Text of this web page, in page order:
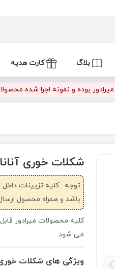
بلاگ کارت هدیه
بوده و نمونه اجرا شده
شکلات خوری
توجه : کلیه تزیینات
باشد و همراه محصول
کلیه محصولات میرادور
می شود.
ویژگی های شکلات